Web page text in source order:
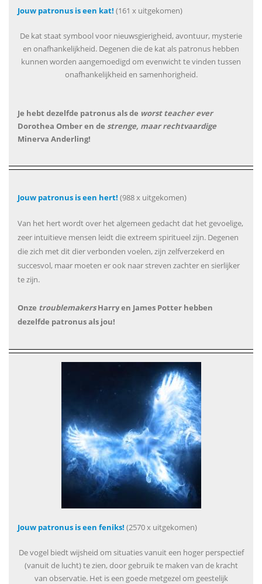
Jouw patronus is een kat! (161 x uitgekomen)
De kat staat symbool voor nieuwsgierigheid, avontuur, mysterie
en onafhankelijkheid. Degenen die de kat als patronus hebben
kunnen worden aangemoedigd om evenwicht te vinden tussen
onafhankelijkheid en samenhorigheid.
Je hebt dezelfde patronus als de worst teacher ever
Dorothea Omber en de strenge, maar rechtvaardige
Minerva Anderling!
Jouw patronus is een hert! (988 x uitgekomen)
Van het hert wordt over het algemeen gedacht dat het gevoelige,
zeer intuïtieve mensen leidt die extreem spiritueel zijn. Degenen
die zich met dit dier verbonden voelen, zijn zelfverzekerd en
succesvol, maar moeten er ook naar streven zachter en sierlijker
te zijn.
Onze troublemakersHarry en James Potter hebben
dezelfde patronus als jou!
Jouw patronus is een feniks! (2570 x uitgekomen)
De vogel biedt wijsheid om situaties vanuit een hoger perspectief
(vanuit de lucht) te zien, door gebruik te maken van de kracht
van observatie. Het is een goede metgezel om geestelijk